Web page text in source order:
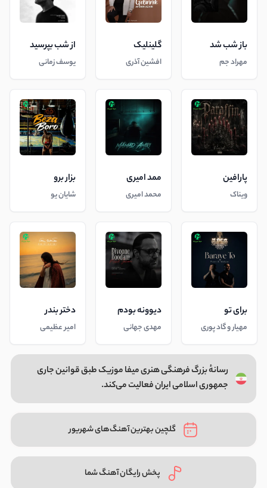
باز شب شد
مهراد جم
گلینلیک
افشین آذری
از شب بپرسید
یوسف زمانی
پارافین
ویناک
ممد امیری
محمد امیری
بزار برو
شایان یو
برای تو
مهیار و گاد پوری
دیوونه بودم
مهدی جهانی
دختر بندر
امیر عظیمی
رسانهٔ بزرگ فرهنگی هنری میفا موزیک طبق قوانین جاری
جمهوری اسلامی ایران فعالیت می‌کند.
گلچین بهترین آهنگ‌های شهریور
پخش رایگان آهنگ شما